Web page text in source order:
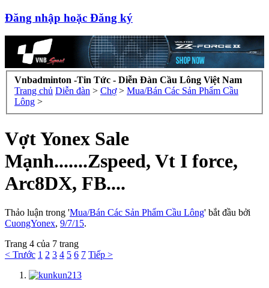
Đăng nhập hoặc Đăng ký
Vnbadminton -Tin Tức - Diễn Đàn Cầu Lông Việt Nam
Trang chủ Diễn đàn > Chợ > Mua/Bán Các Sản Phẩm Cầu
Lông >
Vợt Yonex Sale
Mạnh.......Zspeed, Vt I force,
Arc8DX, FB....
Thảo luận trong 'Mua/Bán Các Sản Phẩm Cầu Lông' bắt đầu bởi
CuongYonex, 9/7/15.
Trang 4 của 7 trang
< Trước 1 2 3 4 5 6 7 Tiếp >